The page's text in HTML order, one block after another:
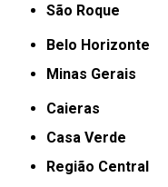
São Roque
Belo Horizonte
Minas Gerais
Caieras
Casa Verde
Região Central